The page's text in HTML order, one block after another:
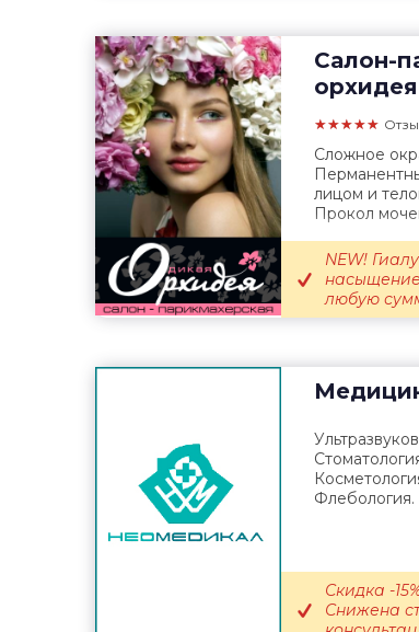
Салон-
орхидея
★★★★★
Сложное
лицом и
Прокол
NEW!
любую
Флебология.
Скидка -
Снижена